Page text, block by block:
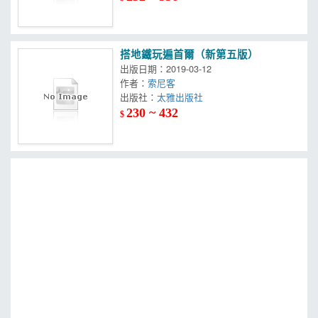
搭地鐵玩遍首爾（新第五版）
出版日期：2019-03-12
作者：索尼客
出版社：
$230 ~ 432